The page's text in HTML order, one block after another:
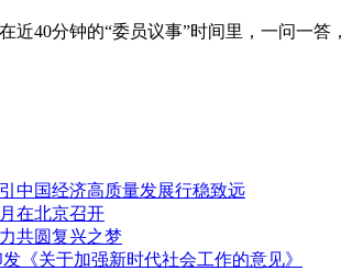
40分钟的“委员议事”时间里，一问一答
中国经济高质量发展行稳致远
在北京召开
共圆复兴之梦
《关于加强新时代社会工作的意见》